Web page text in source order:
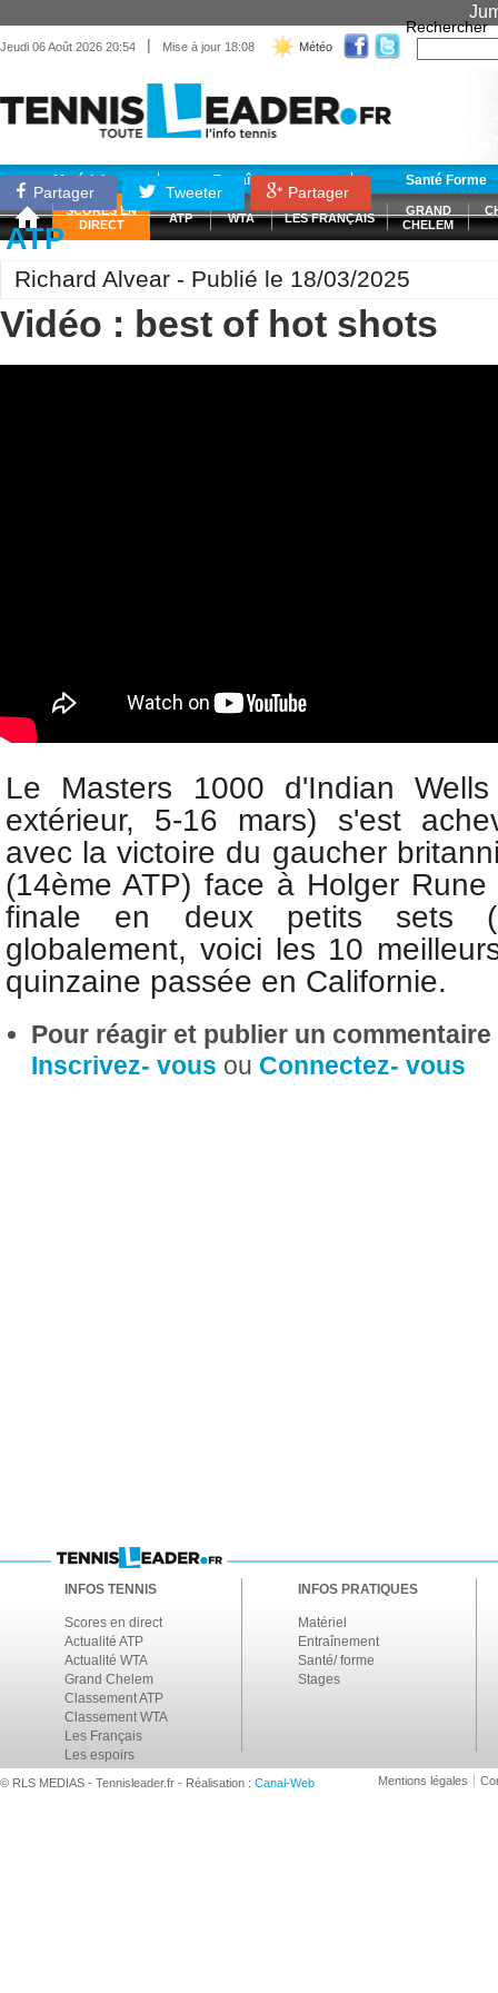
Jeudi 06 Août 2026 20:54 | Mise à jour 18:08 Météo
Rechercher
Matériel Entraînement Santé Forme
SCORES EN
DIRECT
ATP WTA LES FRANÇAIS
GRAND
CHELEM
Partager Tweeter Partager
ATP
Richard Alvear - Publié le 18/03/2025
Vidéo : best of hot shots
Le Masters 1000 d'Indian
extérieur, 5-16 mars) s'est
avec la victoire du gaucher
(14ème ATP) face à Holger
finale en deux petits sets
globalement, voici les 10
quinzaine passée en Californie.
Pour réagir et publier un
Inscrivez- vous ou Connectez- vous
INFOS TENNIS
Scores en direct
Actualité ATP
Actualité WTA
Grand Chelem
Classement ATP
Classement WTA
Les Français
Les espoirs
INFOS PRATIQUES
Matériel
Entraînement
Santé/ forme
Stages
© RLS MEDIAS - Tennisleader.fr - Réalisation : Canal-Web Mentions légales